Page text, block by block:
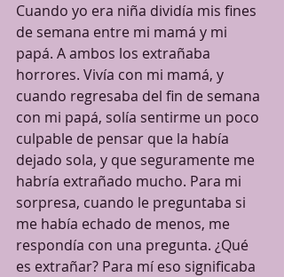
Cuando yo era niña dividía mis fines
de semana entre mi mamá y mi
papá. A ambos los extrañaba
horrores. Vivía con mi mamá, y
cuando regresaba del fin de semana
con mi papá, solía sentirme un poco
culpable de pensar que la había
dejado sola, y que seguramente me
habría extrañado mucho. Para mi
sorpresa, cuando le preguntaba si
me había echado de menos, me
respondía con una pregunta. ¿Qué
es extrañar? Para mí eso significaba